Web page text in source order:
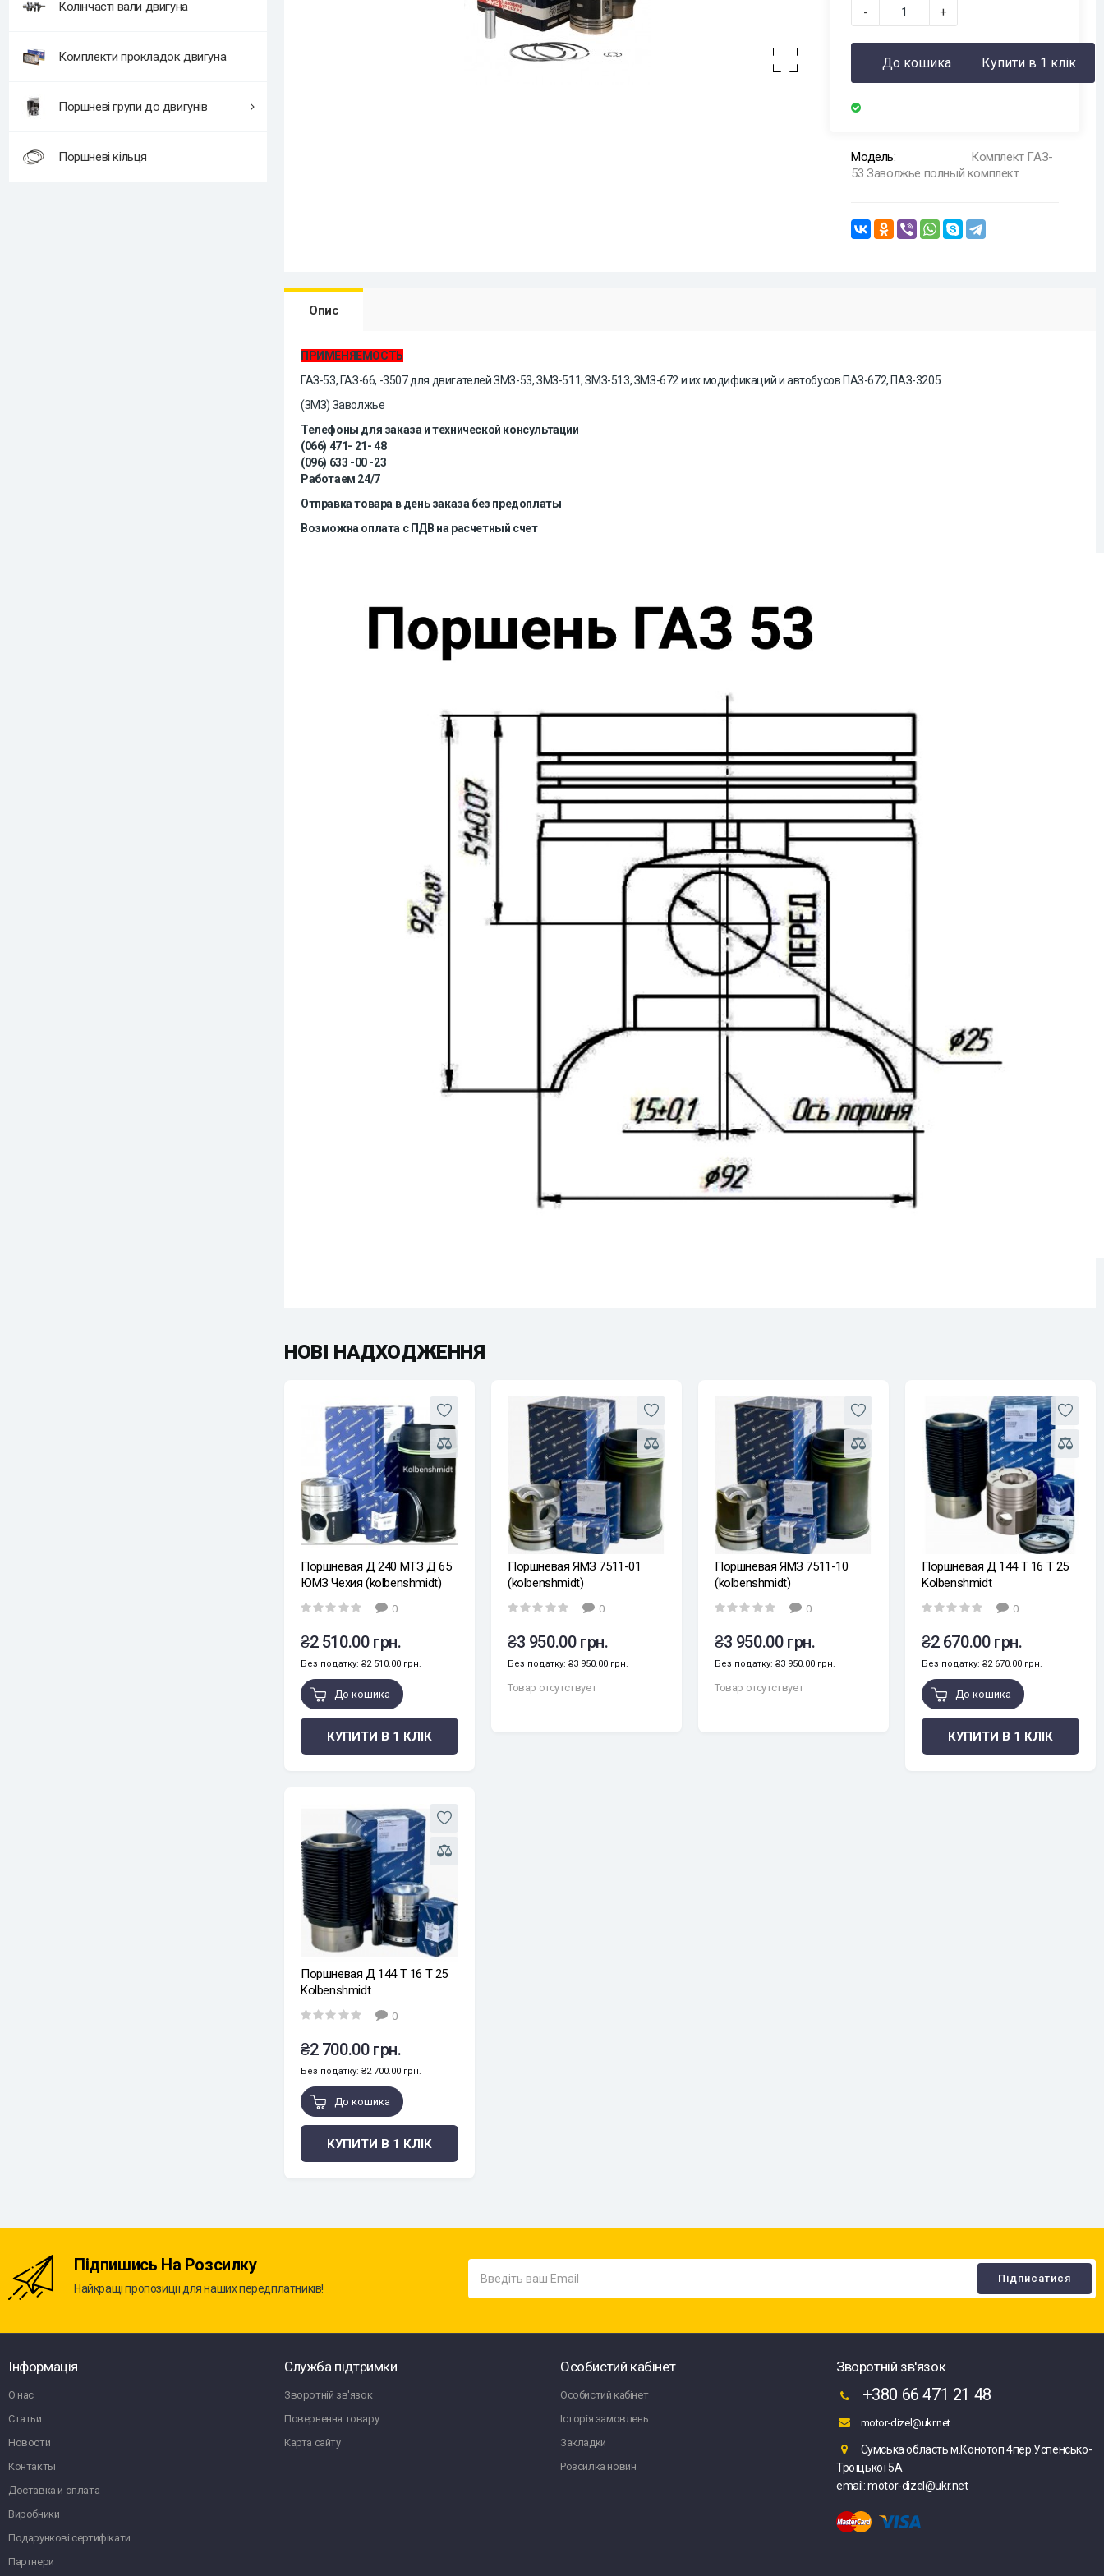
Колінчасті вали двигуна
Комплекти прокладок двигуна
Поршневі групи до двигунів
Поршневі кільця
- +
До кошика Купити в 1 клік
Модель:
Комплект ГАЗ-
53 Заволжье полный комплект
Опис
ПРИМЕНЯЕМОСТЬ
ГАЗ-53, ГАЗ-66, -3507 для двигателей ЗМЗ-53, ЗМЗ-511, ЗМЗ-513, ЗМЗ-672 и их модификаций и автобусов ПАЗ-672, ПАЗ-3205
(ЗМЗ) Заволжье
Телефоны для заказа и технической консультации
(066) 471- 21- 48
(096) 633 -00 -23
Работаем 24/7
Отправка товара в день заказа без предоплаты
Возможна оплата с ПДВ на расчетный счет
НОВІ НАДХОДЖЕННЯ
Поршневая Д 240 МТЗ Д 65
ЮМЗ Чехия (kolbenshmidt)
black edition
0
₴2 510.00 грн.
Без податку: ₴2 510.00 грн.
До кошика
КУПИТИ В 1 КЛІК
Поршневая ЯМЗ 7511-01
(kolbenshmidt)
0
₴3 950.00 грн.
Без податку: ₴3 950.00 грн.
Товар отсутствует
Поршневая ЯМЗ 7511-10
(kolbenshmidt)
0
₴3 950.00 грн.
Без податку: ₴3 950.00 грн.
Товар отсутствует
Поршневая Д 144 Т 16 Т 25
Kolbenshmidt
0
₴2 670.00 грн.
Без податку: ₴2 670.00 грн.
До кошика
КУПИТИ В 1 КЛІК
Поршневая Д 144 Т 16 Т 25
Kolbenshmidt
0
₴2 700.00 грн.
Без податку: ₴2 700.00 грн.
До кошика
КУПИТИ В 1 КЛІК
Підпишись На Розсилку
Найкращі пропозиції для наших передплатників!
Інформація
О нас
Статьи
Новости
Контакты
Доставка и оплата
Виробники
Подарункові сертифікати
Партнери
Служба підтримки
Зворотній зв'язок
Повернення товару
Карта сайту
Особистий кабінет
Особистий кабінет
Історія замовлень
Закладки
Розсилка новин
Зворотній зв'язок
+380 66 471 21 48
motor-dizel@ukr.net
Сумська область м.Конотоп 4пер.Успенсько-
Троїцької 5А
email: motor-dizel@ukr.net